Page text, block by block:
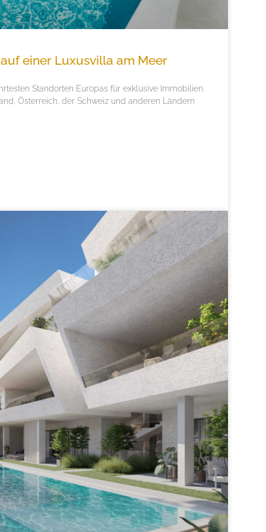
einer Luxusvilla am Meer
Standorten Europas für exklusive Immobilien.
Österreich, der Schweiz und anderen Ländern